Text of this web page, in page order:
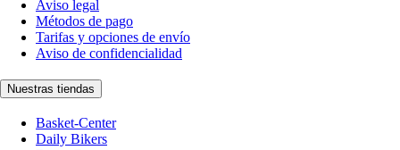
Aviso legal
Métodos de pago
Tarifas y opciones de envío
Aviso de confidencialidad
Nuestras tiendas
Basket-Center
Daily Bikers